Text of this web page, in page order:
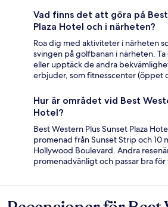
Vad finns det att göra på
Plaza Hotel och i närheten?
Roa dig med aktiviteter i närheten
svingen på golfbanan i närheten.
eller upptäck de andra
erbjuder, som fitnesscenter (öppet
Hur är området vid Best
Hotel?
Best Western Plus Sunset Plaza
promenad från Sunset Strip och 10
Hollywood Boulevard. Andra
promenadvänligt och passar bra för